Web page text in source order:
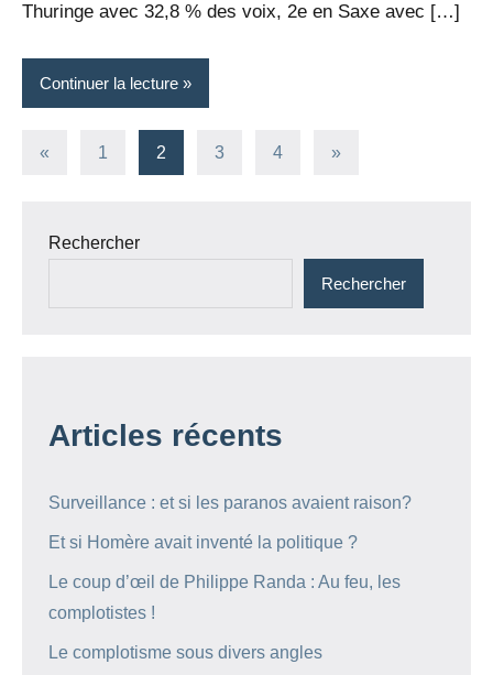
Thuringe avec 32,8 % des voix, 2e en Saxe avec […]
Continuer la lecture
Pagination
publications
« Publications
1 2 3 4
Articles
»
Rechercher
Rechercher
Articles récents
Surveillance : et si les paranos avaient raison?
Et si Homère avait inventé la politique ?
Le coup d’œil de Philippe Randa : Au feu, les
complotistes !
Le complotisme sous divers angles